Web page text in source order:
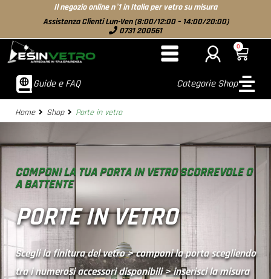
Il negozio online n°1 in Italia per vetro su misura
Assistenza Clienti Lun-Ven (8:00/12:00 – 14:00/20:00)
0731 200561
0
Guide e FAQ Categorie Shop
Home Shop Porte in vetro
COMPONI LA TUA PORTA IN VETRO SCORREVOLE O
A BATTENTE
PORTE IN VETRO
Scegli la finitura del vetro > componi la porta scegliendo
tra i numerosi accessori disponibili > inserisci la misura